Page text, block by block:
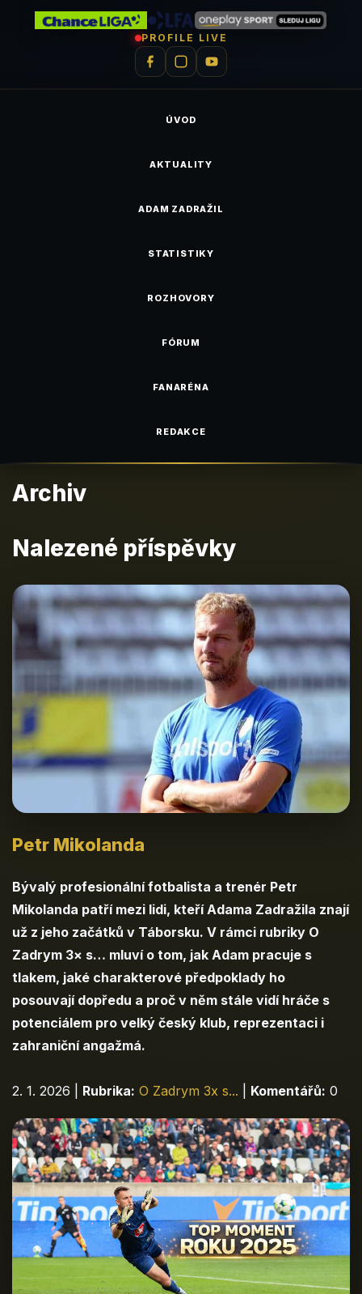
PROFILE LIVE
ÚVOD
AKTUALITY
ADAM ZADRAŽIL
STATISTIKY
ROZHOVORY
FÓRUM
FANARÉNA
REDAKCE
Archiv
Nalezené příspěvky
Petr Mikolanda
Bývalý profesionální fotbalista a trenér Petr
Mikolanda patří mezi lidi, kteří Adama Zadražila znají
už z jeho začátků v Táborsku. V rámci rubriky O
Zadrym 3× s… mluví o tom, jak Adam pracuje s
tlakem, jaké charakterové předpoklady ho
posouvají dopředu a proč v něm stále vidí hráče s
potenciálem pro velký český klub, reprezentaci i
zahraniční angažmá.
2. 1. 2026 Rubrika: O Zadrym 3x s... Komentářů: 0